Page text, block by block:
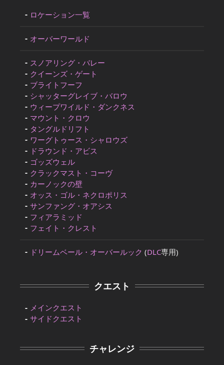
ロケーション一覧
オーバーワールド
スノアリング・バレー
クイーンズ・ゲート
ブライトフーフ
シャッターグレイブ・バロウ
ウィープワイルド・ダンクネス
マウント・クロウ
タングルドリフト
ワーグトゥース・シャロウズ
ドラウンド・アビス
ゴッズウェル
クラックマスト・コーヴ
カーノックの壁
オッス・ゴル・ネクロポリス
サンファング・オアシス
フィアラミッド
フェイト・クレスト
ドリームベール・オーバールック (DLC専用)
クエスト
メインクエスト
サイドクエスト
チャレンジ